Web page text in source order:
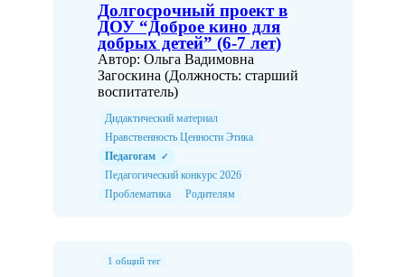
Долгосрочный проект в
ДОУ “Доброе кино для
добрых детей” (6-7 лет)
Автор: Ольга Вадимовна
Загоскина (Должность: старший
воспитатель)
Дидактический материал
Нравственность Ценности Этика
Педагогам
✓
Педагогический конкурс 2026
Проблематика
Родителям
1 общий тег